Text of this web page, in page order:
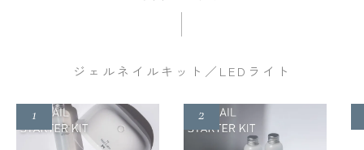
ジェルネイルキット／LEDライト